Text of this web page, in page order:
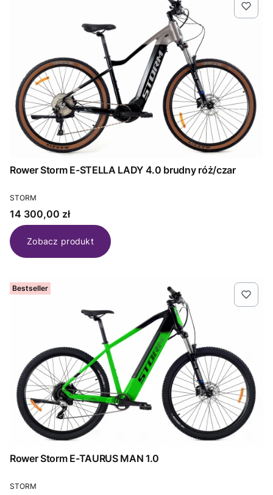
Rower Storm E-STELLA LADY 4.0 brudny róż/czar
PRODUCENT
STORM
Cena
14 300,00 zł
Zobacz produkt
Bestseller
Rower Storm E-TAURUS MAN 1.0
PRODUCENT
STORM